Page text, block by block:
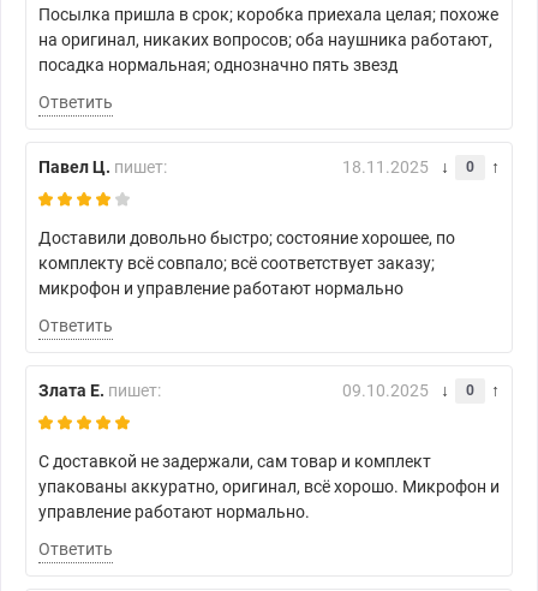
Посылка пришла в срок; коробка приехала целая; похоже
на оригинал, никаких вопросов; оба наушника работают,
посадка нормальная; однозначно пять звезд
Ответить
Павел Ц. пишет: 18.11.2025 0
Доставили довольно быстро; состояние хорошее, по
комплекту всё совпало; всё соответствует заказу;
микрофон и управление работают нормально
Ответить
Злата Е. пишет: 09.10.2025 0
С доставкой не задержали, сам товар и комплект
упакованы аккуратно, оригинал, всё хорошо. Микрофон и
управление работают нормально.
Ответить